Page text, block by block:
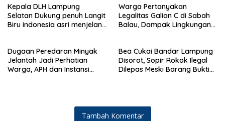
(dewan pimpinan cabang)
Partai Demokrat Lampung
Selatan gelar aksi bersih-
Kepala DLH Lampung
Selatan Dukung penuh Langit
Biru indonesia asri menjelang
Warga Pertanyakan
Legalitas Galian C di Sabah
Balau, Dampak Lingkungan
Dugaan Peredaran Minyak
Jelantah Jadi Perhatian
Warga, APH dan Instansi
Bea Cukai Bandar Lampung
Disorot, Sopir Rokok Ilegal
Dilepas Meski Barang Bukti
Tambah Komentar